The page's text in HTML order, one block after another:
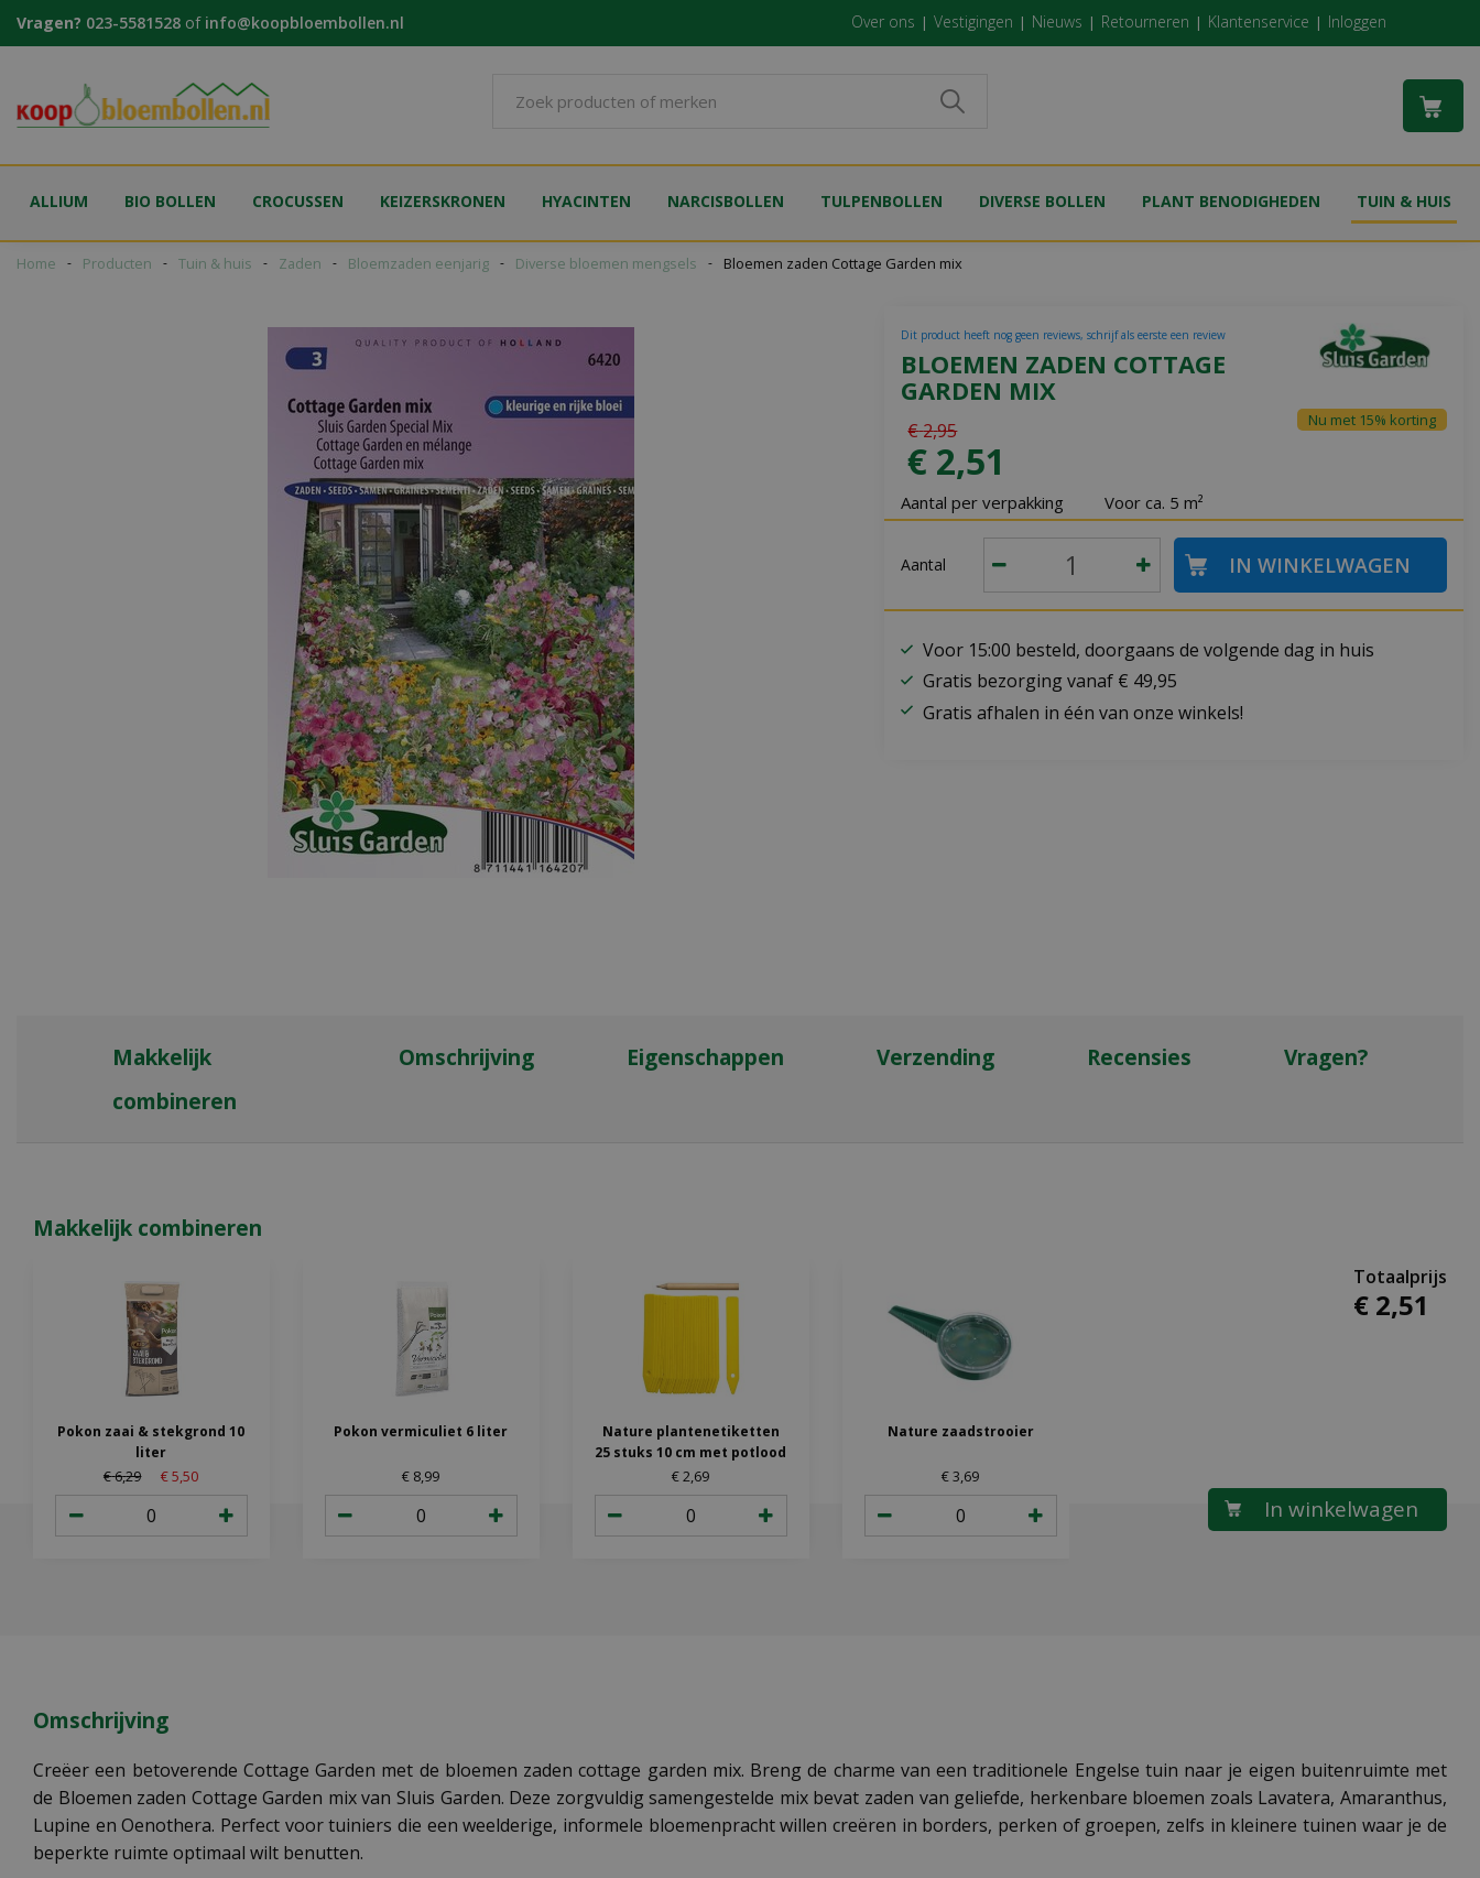
naar
Home Producten Tuin & huis Zaden Bloemzaden eenjarig Diverse bloemen mengsels Bloemen zaden Cottage Garden mix
Vragen? 023-5581528 of info@koopbloembollen.nl Over ons Vestigingen Nieuws Retourneren Klantenservice Inloggen
ALLIUM BIO BOLLEN CROCUSSEN KEIZERSKRONEN HYACINTEN NARCISBOLLEN TULPENBOLLEN DIVERSE BOLLEN PLANT BENODIGHEDEN TUIN & HUIS
BLOEMEN ZADEN COTTAGE
GARDEN MIX
Dit product heeft nog geen reviews, schrijf als eerste een review
€2,95
€ 2,51
Nu met 15% korting
Aantal per verpakking Voor ca. 5 m²
Aantal
Voor 15:00 besteld, doorgaans de volgende dag in huis
Gratis bezorging vanaf € 49,95
Gratis afhalen in één van onze winkels!
Makkelijk
combineren
Omschrijving Eigenschappen Verzending Recensies Vragen?
Makkelijk combineren
Pokon zaai & stekgrond 10
liter
€6,29 €5,50
Pokon vermiculiet 6 liter
€ 8,99
Nature plantenetiketten
25 stuks 10 cm met potlood
€2,69
Nature zaadstrooier
€3,69
€ 2,51
Omschrijving
Creëer een betoverende Cottage Garden met de bloemen zaden cottage garden mix. Breng de charme van een traditionele Engelse tuin naar je eigen buitenruimte met
de Bloemen zaden Cottage Garden mix van Sluis Garden. Deze zorgvuldig samengestelde mix bevat zaden van geliefde, herkenbare bloemen zoals Lavatera, Amaranthus,
Lupine en Oenothera. Perfect voor tuiniers die een weelderige, informele bloemenpracht willen creëren in borders, perken of groepen, zelfs in kleinere tuinen waar je de
beperkte ruimte optimaal wilt benutten.